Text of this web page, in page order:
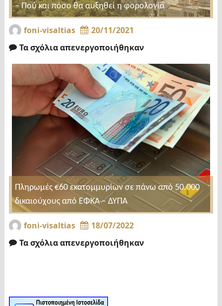
– Πού και πόσο θα αυξηθεί η φορολογία
foni-visaltias
20/11/2021
Τα σχόλια απενεργοποιήθηκαν
Πληρωμές €60 εκατομμυρίων σε πάνω από 50.000
δικαιούχους από ΕΦΚΑ – ΔΥΠΑ
foni-visaltias
18/07/2022
Τα σχόλια απενεργοποιήθηκαν